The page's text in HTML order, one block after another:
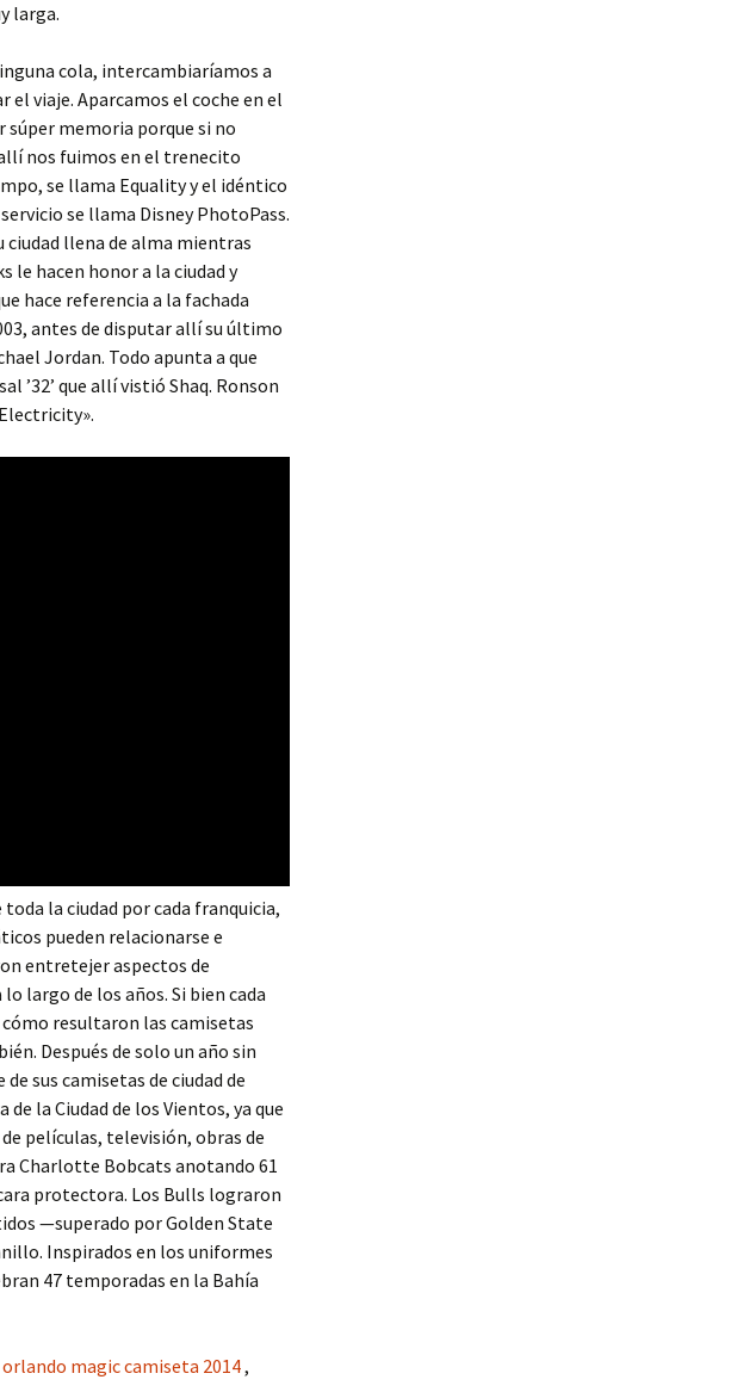
larga.
cola, intercambiaríamos a
el viaje. Aparcamos el coche en el
memoria porque si no
nos fuimos en el trenecito
se llama Equality y el idéntico
se llama Disney PhotoPass.
ciudad llena de alma mientras
le hacen honor a la ciudad y
hace referencia a la fachada
antes de disputar allí su último
Jordan. Todo apunta a que
’32’ que allí vistió Shaq. Ronson
la ciudad por cada franquicia,
pueden relacionarse e
entretejer aspectos de
largo de los años. Si bien cada
resultaron las camisetas
Después de solo un año sin
sus camisetas de ciudad de
la Ciudad de los Vientos, ya que
películas, televisión, obras de
Charlotte Bobcats anotando 61
protectora. Los Bulls lograron
—superado por Golden State
Inspirados en los uniformes
47 temporadas en la Bahía
orlando magic camiseta 2014,